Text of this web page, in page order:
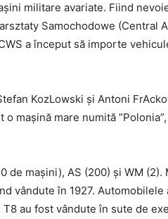
militare avariate. Fiind
Samochodowe (Central
a început să importe
KozLowski și Antoni
mașină mare numită
de mașini), AS (200) și WM (2).
vândute în 1927. Automobilele
au fost vândute în sute de